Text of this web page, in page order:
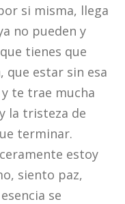
si misma, llega
no pueden y
tienes que
estar sin esa
te trae mucha
la tristeza de
terminar.
estoy
siento paz,
se